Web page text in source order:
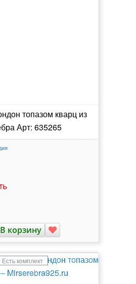
топазом кварц из
Арт: 635265
корзину
Есть комплект